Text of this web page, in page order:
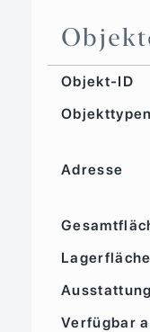
Objekt-ID
Objekttypen
Adresse
Ausstattung
Verfügbar